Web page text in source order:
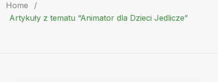
Home
/
Artykuły z tematu “Animator dla Dzieci Jedlicze”